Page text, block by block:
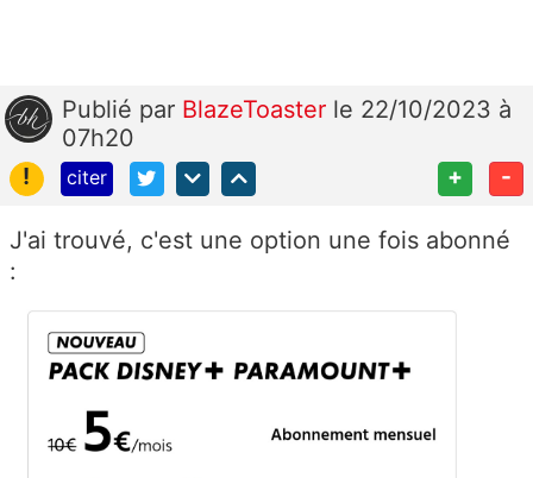
Publié par BlazeToaster le 22/10/2023 à
07h20
!
citer + -
J'ai trouvé, c'est une option une fois abonné
: